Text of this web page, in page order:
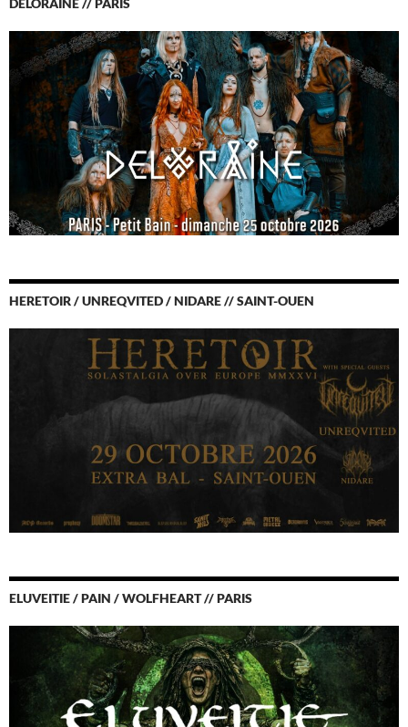
HERETOIR / UNREQVITED / NIDARE // SAINT-OUEN
ELUVEITIE / PAIN / WOLFHEART // PARIS